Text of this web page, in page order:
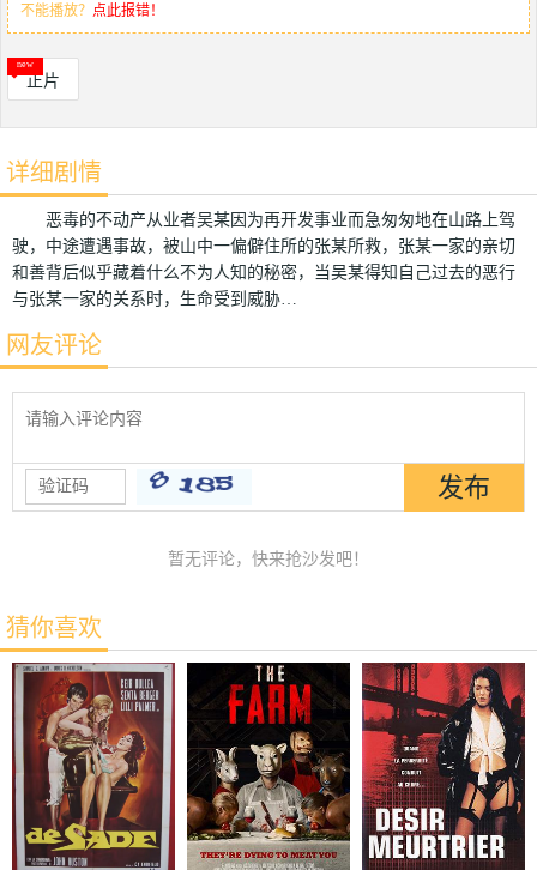
不能播放？ 点此报错！
正片
详细剧情
恶毒的不动产从业者吴某因为再开发事业而急匆匆地在山路上驾
驶，中途遭遇事故，被山中一偏僻住所的张某所救，张某一家的亲切
和善背后似乎藏着什么不为人知的秘密，当吴某得知自己过去的恶行
与张某一家的关系时，生命受到威胁…
网友评论
暂无评论，快来抢沙发吧！
猜你喜欢